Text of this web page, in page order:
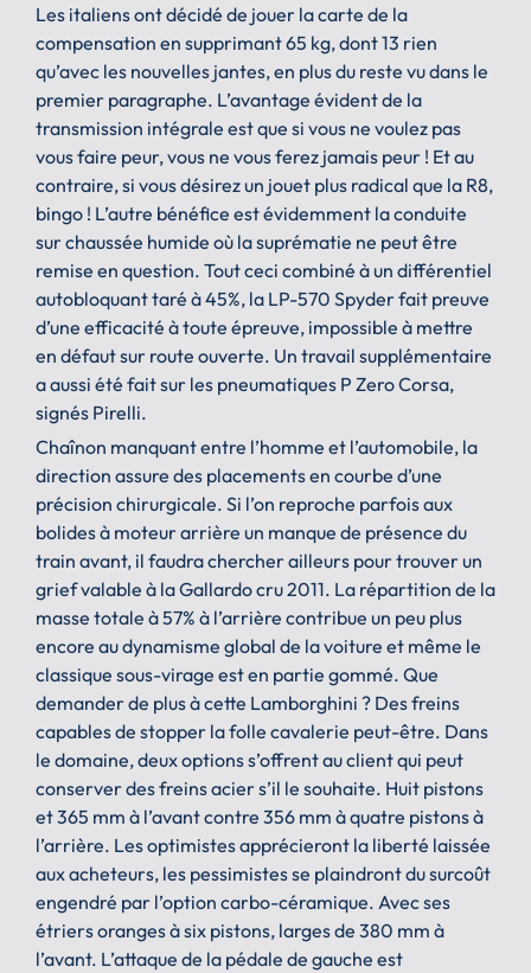
Les italiens ont décidé de jouer la carte de la
compensation en supprimant 65 kg, dont 13 rien
qu’avec les nouvelles jantes, en plus du reste vu dans le
premier paragraphe. L’avantage évident de la
transmission intégrale est que si vous ne voulez pas
vous faire peur, vous ne vous ferez jamais peur ! Et au
contraire, si vous désirez un jouet plus radical que la R8,
bingo ! L’autre bénéfice est évidemment la conduite
sur chaussée humide où la suprématie ne peut être
remise en question. Tout ceci combiné à un différentiel
autobloquant taré à 45%, la LP-570 Spyder fait preuve
d’une efficacité à toute épreuve, impossible à mettre
en défaut sur route ouverte. Un travail supplémentaire
a aussi été fait sur les pneumatiques P Zero Corsa,
signés Pirelli.
Chaînon manquant entre l’homme et l’automobile, la
direction assure des placements en courbe d’une
précision chirurgicale. Si l’on reproche parfois aux
bolides à moteur arrière un manque de présence du
train avant, il faudra chercher ailleurs pour trouver un
grief valable à la Gallardo cru 2011. La répartition de la
masse totale à 57% à l’arrière contribue un peu plus
encore au dynamisme global de la voiture et même le
classique sous-virage est en partie gommé. Que
demander de plus à cette Lamborghini ? Des freins
capables de stopper la folle cavalerie peut-être. Dans
le domaine, deux options s’offrent au client qui peut
conserver des freins acier s’il le souhaite. Huit pistons
et 365 mm à l’avant contre 356 mm à quatre pistons à
l’arrière. Les optimistes apprécieront la liberté laissée
aux acheteurs, les pessimistes se plaindront du surcoût
engendré par l’option carbo-céramique. Avec ses
étriers oranges à six pistons, larges de 380 mm à
l’avant. L’attaque de la pédale de gauche est